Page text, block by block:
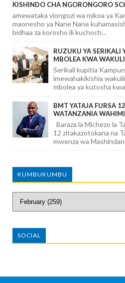
KISHINDO CHA NGORONGORO
amewataka viongozi wa mikoa ya
maonesho ya Nane Nane
bidhaa za korosho ili kuchoch...
RUZUKU YA
MBOLEA KWA
Serikali kupitia
imewahakikishia
mbolea ya kutosha
BMT YATAJA FURSA
WATANZANIA
Baraza la Michezo la
12 zitakazotokana na
mwenza wa
KUMBUKUMBU
SOCIAL